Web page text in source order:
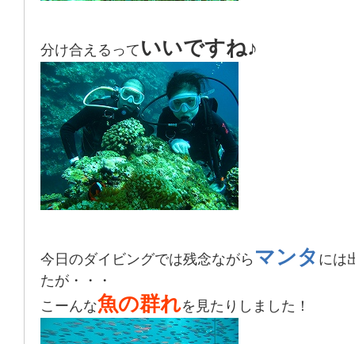
分け合えるって いいですね♪
今日のダイビングでは残念ながら マンタ には
たが・・・
こーんな魚の群れを見たりしました！